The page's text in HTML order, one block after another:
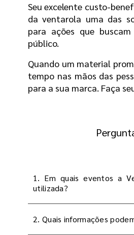
Seu excelente custo-
da ventarola uma das
para ações que
público.
Quando um material
tempo nas mãos das
para a sua marca. Faça
1. Em quais eventos a
utilizada?
2. Quais informações